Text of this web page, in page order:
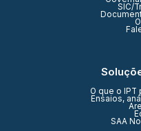
SIC/
O que o
Ensaios,
SAA